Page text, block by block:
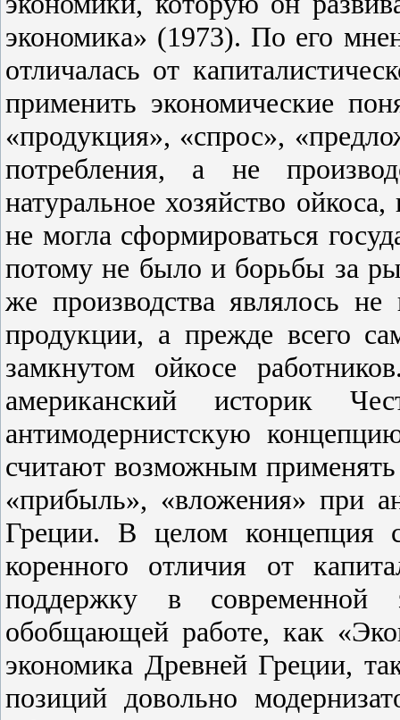
экономика» (1973). По его
отличалась от
применить экономические
«продукция», «спрос»,
потребления, а не
натуральное хозяйство
не могла сформироваться
потому не было и борьбы за
же производства являлось
продукции, а прежде всего
замкнутом ойкосе
американский историк
антимодернистскую
считают возможным
«прибыль», «вложения» при
Греции. В целом концепция
коренного отличия от
поддержку в
обобщающей работе, как
экономика Древней Греции,
позиций довольно